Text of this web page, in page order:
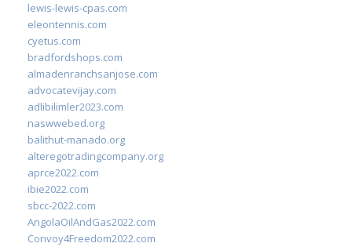
lewis-lewis-cpas.com
eleontennis.com
cyetus.com
bradfordshops.com
almadenranchsanjose.com
advocatevijay.com
adlibilimler2023.com
naswwebed.org
balithut-manado.org
alteregotradingcompany.org
aprce2022.com
ibie2022.com
sbcc-2022.com
AngolaOilAndGas2022.com
Convoy4Freedom2022.com